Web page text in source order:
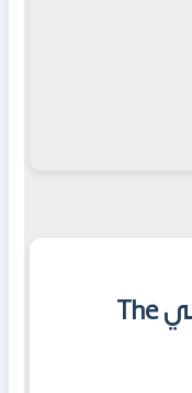
ذا وتر واي الساحل الشمالي The